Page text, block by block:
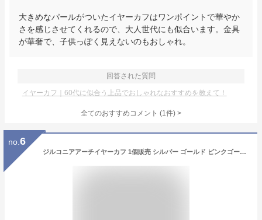
大きめなパールがついたイヤーカフはワンポイントで華やか
さを感じさせてくれるので、大人世代にも似合います。金具
が華奢で、子供っぽく見えないのもおしゃれ。
回答された質問
イヤーカフ｜60代に似合う上品でおしゃれなおすすめを教えて！
全てのおすすめコメント (1件) >
no. 6
ジルコニアアーチイヤーカフ 1個販売 シルバー ゴールド ピンクゴールド 銀色 クロス 金色 X クリスタル キラキラ パベ イヤカフ パヴェ イヤークリップ ノンホールピアス メンズ レディース ペア イヤリング 結婚式 発表会 2次会 卒業式 入学式 挟む プレゼント シンプル